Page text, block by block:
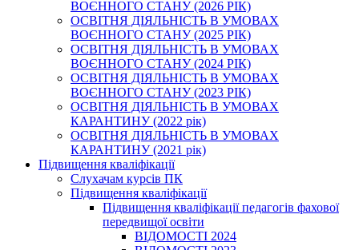
ВОЄННОГО СТАНУ (2026 РІК)
ОСВІТНЯ ДІЯЛЬНІСТЬ В УМОВАХ
ВОЄННОГО СТАНУ (2025 РІК)
ОСВІТНЯ ДІЯЛЬНІСТЬ В УМОВАХ
ВОЄННОГО СТАНУ (2024 РІК)
ОСВІТНЯ ДІЯЛЬНІСТЬ В УМОВАХ
ВОЄННОГО СТАНУ (2023 РІК)
ОСВІТНЯ ДІЯЛЬНІСТЬ В УМОВАХ
КАРАНТИНУ (2022 рік)
ОСВІТНЯ ДІЯЛЬНІСТЬ В УМОВАХ
КАРАНТИНУ (2021 рік)
Підвищення кваліфікації
Слухачам курсів ПК
Підвищення кваліфікації
Підвищення кваліфікації педагогів фахової
передвищої освіти
ВІДОМОСТІ 2024